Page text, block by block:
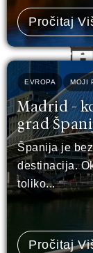
Pročitaj
EVROPA MOJI
Madrid -
grad
Španija je
destinacija.
toliko...
Pročitaj